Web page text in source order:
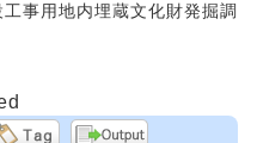
事用地内埋蔵文化財発掘調